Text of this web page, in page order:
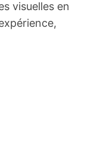
visuelles en